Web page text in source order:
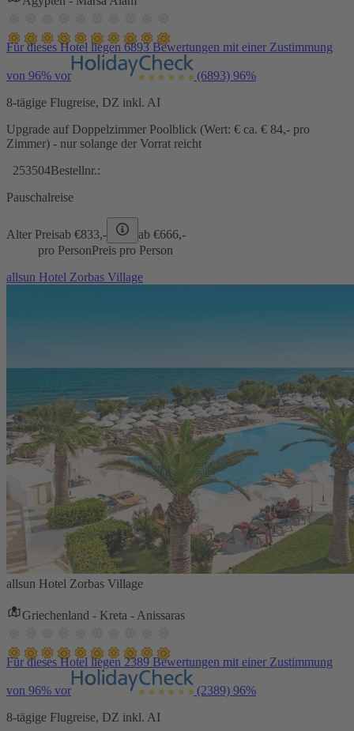
Für dieses Hotel liegen 6893 Bewertungen mit einer Zustimmung
von 96% vor (6893) 96%
8-tägige Flugreise, DZ inkl. AI
Upgrade auf Doppelzimmer Poolblick (Wert: € ca. € 84,- pro
Zimmer) - nur solange der Vorrat reicht
253504Bestellnr.:
Pauschalreise
Alter Preisab €833,- ab €666,-
pro PersonPreis pro Person
allsun Hotel Zorbas Village
allsun Hotel Zorbas Village
Griechenland - Kreta - Anissaras
Für dieses Hotel liegen 2389 Bewertungen mit einer Zustimmung
von 96% vor (2389) 96%
8-tägige Flugreise, DZ inkl. AI